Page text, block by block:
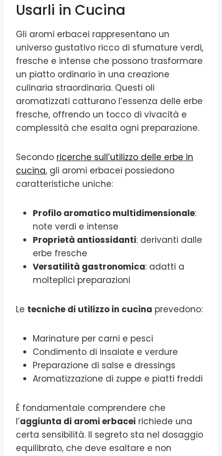
Usarli in Cucina
Gli aromi erbacei rappresentano un
universo gustativo ricco di sfumature verdi,
fresche e intense che possono trasformare
un piatto ordinario in una creazione
culinaria straordinaria. Questi oli
aromatizzati catturano l’essenza delle erbe
fresche, offrendo un tocco di vivacità e
complessità che esalta ogni preparazione.
Secondo ricerche sull’utilizzo delle erbe in
cucina, gli aromi erbacei possiedono
caratteristiche uniche:
Profilo aromatico multidimensionale:
note verdi e intense
Proprietà antiossidanti: derivanti dalle
erbe fresche
Versatilità gastronomica: adatti a
molteplici preparazioni
Le tecniche di utilizzo in cucina prevedono:
Marinature per carni e pesci
Condimento di insalate e verdure
Preparazione di salse e dressings
Aromatizzazione di zuppe e piatti freddi
È fondamentale comprendere che
l’aggiunta di aromi erbacei richiede una
certa sensibilità. Il segreto sta nel dosaggio
equilibrato, che deve esaltare e non